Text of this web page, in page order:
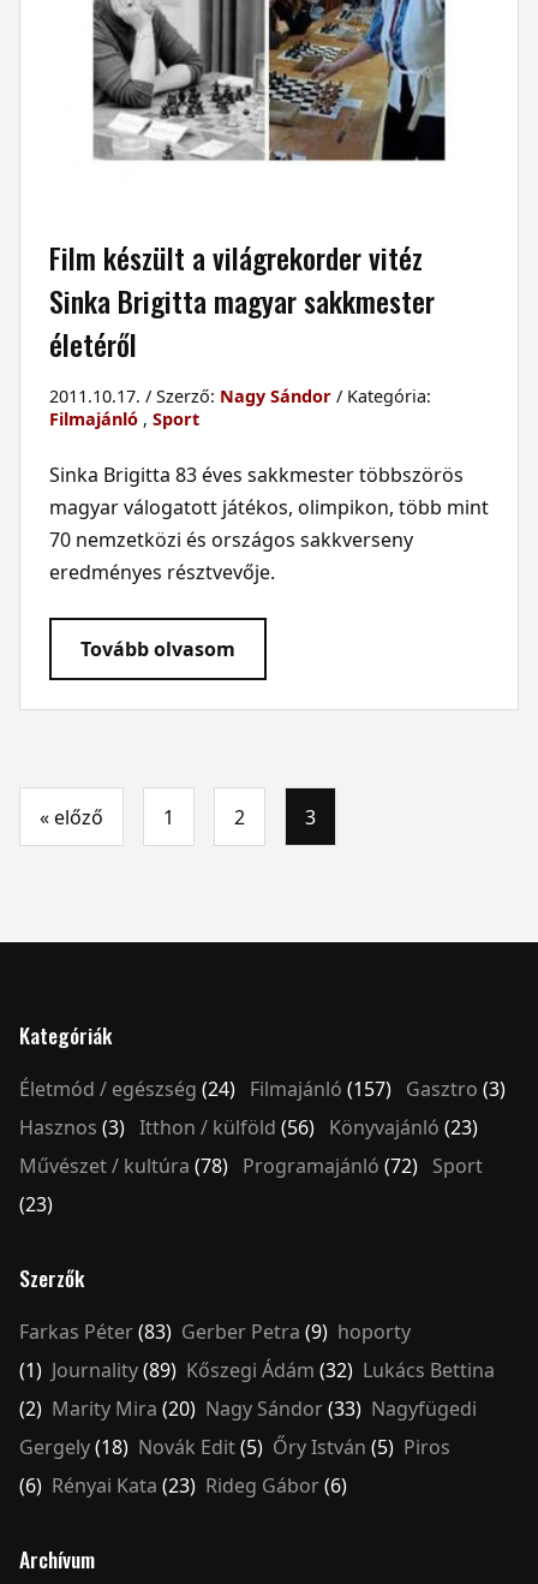
Film készült a világrekorder vitéz
Sinka Brigitta magyar sakkmester
életéről
2011.10.17. / Szerző: Nagy Sándor/ Kategória:
Filmajánló, Sport
Sinka Brigitta 83 éves sakkmester többszörös
magyar válogatott játékos, olimpikon, több mint
70 nemzetközi és országos sakkverseny
eredményes résztvevője.
Tovább olvasom
« előző 1 2 3
Kategóriák
Életmód / egészség (24) Filmajánló (157) Gasztro (3)
Hasznos (3) Itthon / külföld (56) Könyvajánló (23)
Művészet / kultúra (78) Programajánló (72) Sport
(23)
Szerzők
Farkas Péter(83) Gerber Petra (9) hoporty
(1) Journality(89) Kőszegi Ádám (32) Lukács Bettina
(2) Marity Mira (20) Nagy Sándor(33) Nagyfügedi
Gergely(18) Novák Edit(5) Őry István (5) Piros
(6) Rényai Kata (23) Rideg Gábor(6)
Archívum